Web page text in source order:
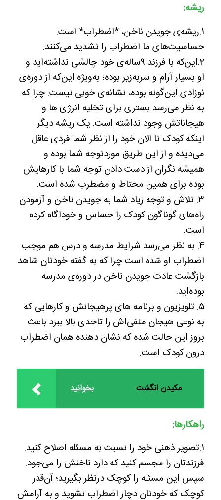
ریشه:
۱.ریشه‌ی جویدن ناخن، *اضطراب* است.
حساسیت‌های ما اضطراب را تشدید می‌کنند.
۲.این‌که با فرزند ۹ساله‌ی خود چالشی نداشته‌اید و
او بسیار آرام و سر‌به‌زیر بوده؛ به‌ویژه این‌که از دوره‌ی
نوزادی این‌گونه بوده، نشانه‌ی خوبی نیست‌. چرا که
به نظر می‌رسد بستری برای تخلیه انرژی ها و
هیجاناتش وجود نداشته است. یک ریشه دیگر
اینکه کودک تا الان خود را از نظر شما فردی عاقل
می‌دیده و از این طریق موردتوجه شما بوده و
همیشه نگران از دست دادن توجه شما با کارهایش
بوده برای همین محتاط و مضطرب شده است.
۳. تلاش و توجه زیاد شما به جویدن ناخن و آزمودن
راه‌های گوناگون کودک را حساس و خوداگاه کرده
است.
۴. به نظر می‌رسد شرایط مدرسه و درس هم موجب
اضطراب او شده است چرا که به گفته خودتان شاهد
بازگشت عادت جویدن ناخن در دوره‌ی مدرسه
بوده‌اید.
۵. تلویزیون و برنامه های پرهیجانش و کارهایی که
به نوعی هیجان منفی‌اش را تاحدی بالا ببرد باعث
بروز این حالت شده که نشان دهنده همان اضطراب
درون کودک است.
بخوانید مکیدن انگشت
راهکارها:
۱.تصویر ذهنی خود را نسبت به مسئله اصلاح کنید.
فرزندتان را مجسم کنید که دارد ناخنش را می‌جود.
سپس این مسئله را کوچک درنظر بگیرید؛ آن‌قدر
کوچک که خودتان دچار اضطراب نشوید و به آرامش